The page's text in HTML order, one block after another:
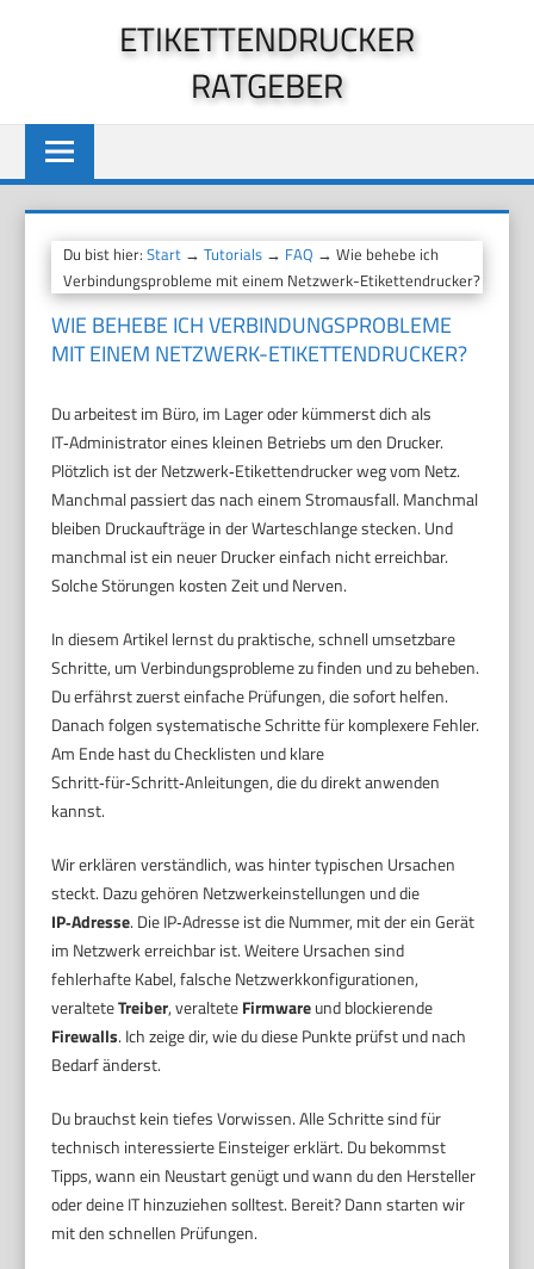
ETIKETTENDRUCKER
RATGEBER
Du bist hier:Start →Tutorials → FAQ → Wie behebe ich
Verbindungsprobleme mit einem Netzwerk-Etikettendrucker?
WIE BEHEBE ICH VERBINDUNGSPROBLEME
MIT EINEM NETZWERK-ETIKETTENDRUCKER?
Du arbeitest im Büro, im Lager oder kümmerst dich als
IT‑Administrator eines kleinen Betriebs um den Drucker.
Plötzlich ist der Netzwerk‑Etikettendrucker weg vom Netz.
Manchmal passiert das nach einem Stromausfall. Manchmal
bleiben Druckaufträge in der Warteschlange stecken. Und
manchmal ist ein neuer Drucker einfach nicht erreichbar.
Solche Störungen kosten Zeit und Nerven.
In diesem Artikel lernst du praktische, schnell umsetzbare
Schritte, um Verbindungsprobleme zu finden und zu beheben.
Du erfährst zuerst einfache Prüfungen, die sofort helfen.
Danach folgen systematische Schritte für komplexere Fehler.
Am Ende hast du Checklisten und klare
Schritt‑für‑Schritt‑Anleitungen, die du direkt anwenden
kannst.
Wir erklären verständlich, was hinter typischen Ursachen
steckt. Dazu gehören Netzwerkeinstellungen und die
IP‑Adresse. Die IP‑Adresse ist die Nummer, mit der ein Gerät
im Netzwerk erreichbar ist. Weitere Ursachen sind
fehlerhafte Kabel, falsche Netzwerkkonfigurationen,
veralteteTreiber, veralteteFirmwareund blockierende
Firewalls. Ich zeige dir, wie du diese Punkte prüfst und nach
Bedarf änderst.
Du brauchst kein tiefes Vorwissen. Alle Schritte sind für
technisch interessierte Einsteiger erklärt. Du bekommst
Tipps, wann ein Neustart genügt und wann du den Hersteller
oder deine IT hinzuziehen solltest. Bereit? Dann starten wir
mit den schnellen Prüfungen.